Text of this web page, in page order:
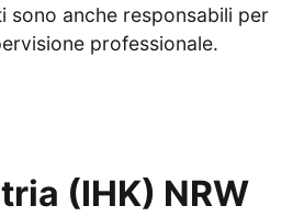
sono anche responsabili per
professionale.
(IHK) NRW